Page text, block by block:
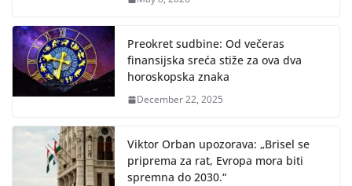
Preokret sudbine: Od večeras
finansijska sreća stiže za ova dva
horoskopska znaka
December 22, 2025
Viktor Orban upozorava: „Brisel se
priprema za rat, Evropa mora biti
spremna do 2030.“